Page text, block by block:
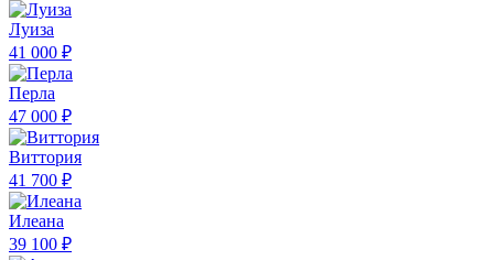
Луиза
41 000 ₽
Перла
47 000 ₽
Виттория
41 700 ₽
Илеана
39 100 ₽